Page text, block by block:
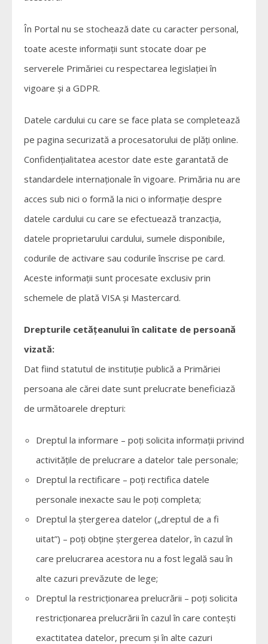
În Portal nu se stochează date cu caracter personal,
toate aceste informații sunt stocate doar pe
serverele Primăriei cu respectarea legislației în
vigoare și a GDPR.
Datele cardului cu care se face plata se completează
pe pagina securizată a procesatorului de plăți online.
Confidențialitatea acestor date este garantată de
standardele internaționale în vigoare. Primăria nu are
acces sub nici o formă la nici o informație despre
datele cardului cu care se efectuează tranzacția,
datele proprietarului cardului, sumele disponibile,
codurile de activare sau codurile înscrise pe card.
Aceste informații sunt procesate exclusiv prin
schemele de plată VISA și Mastercard.
Drepturile cetățeanului în calitate de persoană
vizată:
Dat fiind statutul de instituție publică a Primăriei
persoana ale cărei date sunt prelucrate beneficiază
de următoarele drepturi:
Dreptul la informare – poți solicita informații privind
activitățile de prelucrare a datelor tale personale;
Dreptul la rectificare – poți rectifica datele
personale inexacte sau le poți completa;
Dreptul la ștergerea datelor („dreptul de a fi
uitat”) – poți obține ștergerea datelor, în cazul în
care prelucrarea acestora nu a fost legală sau în
alte cazuri prevăzute de lege;
Dreptul la restricționarea prelucrării – poți solicita
restricționarea prelucrării în cazul în care contești
exactitatea datelor, precum și în alte cazuri